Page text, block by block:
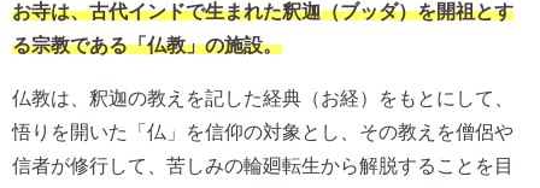
お寺は、古代インドで生まれた釈迦（ブッダ）を開祖とす
る宗教である「仏教」の施設。
仏教は、釈迦の教えを記した経典（お経）をもとにして、
悟りを開いた「仏」を信仰の対象とし、その教えを僧侶や
信者が修行して、苦しみの輪廻転生から解脱することを目